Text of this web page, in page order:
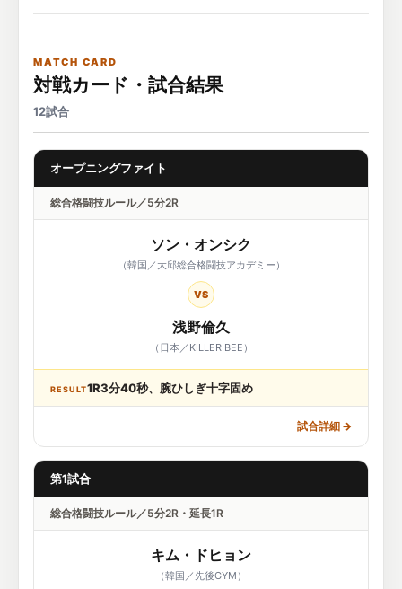
MATCH CARD
対戦カード・試合結果
12試合
オープニングファイト
総合格闘技ルール／5分2R
ソン・オンシク
（韓国／大邱総合格闘技アカデミー）
VS
浅野倫久
（日本／KILLER BEE）
RESULT1R3分40秒、腕ひしぎ十字固め
試合詳細 →
第1試合
総合格闘技ルール／5分2R・延長1R
キム・ドヒョン
（韓国／先後GYM）